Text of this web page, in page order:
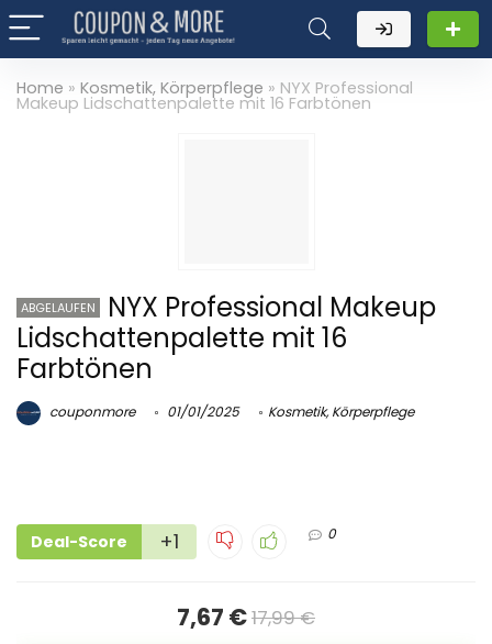
Home » Kosmetik, Körperpflege » NYX Professional
Makeup Lidschattenpalette mit 16 Farbtönen
ABGELAUFEN
NYX Professional Makeup
Lidschattenpalette mit 16
Farbtönen
couponmore 01/01/2025 Kosmetik, Körperpflege
Deal-Score +1 0
7,67 €17,99 €